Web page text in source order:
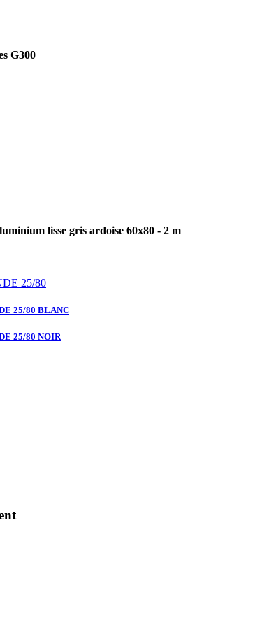
G300
lisse gris ardoise 60x80 - 2 m
25/80
25/80 BLANC
25/80 NOIR